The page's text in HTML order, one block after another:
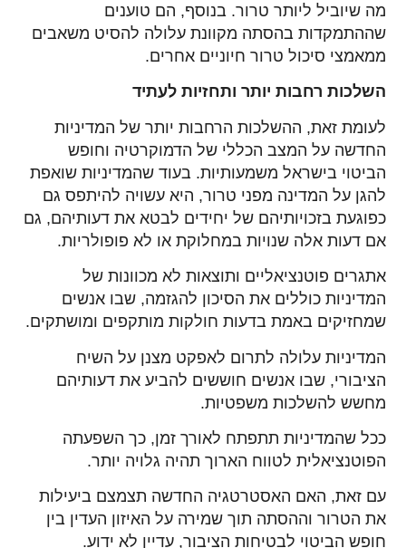
מה שיוביל ליותר טרור. בנוסף, הם טוענים
שההתמקדות בהסתה מקוונת עלולה להסיט משאבים
ממאמצי סיכול טרור חיוניים אחרים.
השלכות רחבות יותר ותחזיות לעתיד
לעומת זאת, ההשלכות הרחבות יותר של המדיניות
החדשה על המצב הכללי של הדמוקרטיה וחופש
הביטוי בישראל משמעותיות. בעוד שהמדיניות שואפת
להגן על המדינה מפני טרור, היא עשויה להיתפס גם
כפוגעת בזכויותיהם של יחידים לבטא את דעותיהם, גם
אם דעות אלה שנויות במחלוקת או לא פופולריות.
אתגרים פוטנציאליים ותוצאות לא מכוונות של
המדיניות כוללים את הסיכון להגזמה, שבו אנשים
שמחזיקים באמת בדעות חולקות מותקפים ומושתקים.
המדיניות עלולה לתרום לאפקט מצנן על השיח
הציבורי, שבו אנשים חוששים להביע את דעותיהם
מחשש להשלכות משפטיות.
ככל שהמדיניות תתפתח לאורך זמן, כך השפעתה
הפוטנציאלית לטווח הארוך תהיה גלויה יותר.
עם זאת, האם האסטרטגיה החדשה תצמצם ביעילות
את הטרור וההסתה תוך שמירה על האיזון העדין בין
חופש הביטוי לבטיחות הציבור, עדיין לא ידוע.